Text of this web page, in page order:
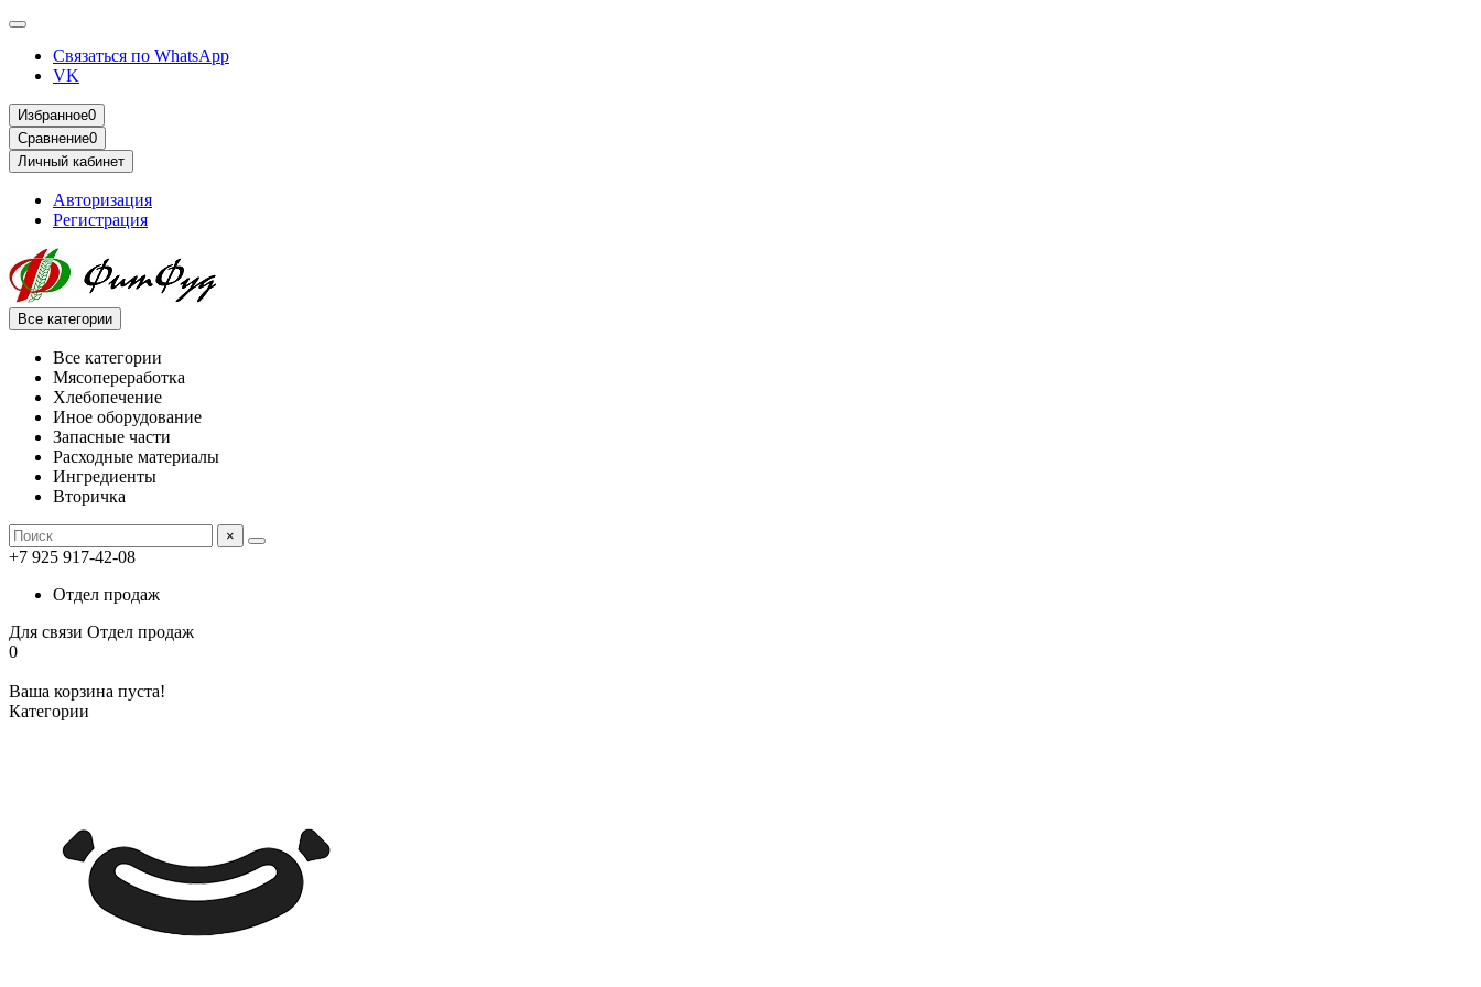
Связаться по WhatsApp
VK
Избранное0
Сравнение0
Личный кабинет
Авторизация
Регистрация
Все категории
Все категории
Мясопереработка
Хлебопечение
Иное оборудование
Запасные части
Расходные материалы
Ингредиенты
Вторичка
×
+7 925 917-42-08
Отдел продаж
Для связи Отдел продаж
0
Ваша корзина пуста!
Категории